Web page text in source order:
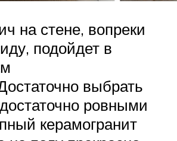
на стене, вопреки
подойдет в
выбрать
ровными
керамогранит